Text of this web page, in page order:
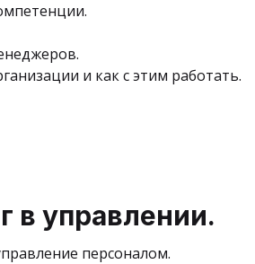
и как с этим работать.
в управлении.
персоналом.